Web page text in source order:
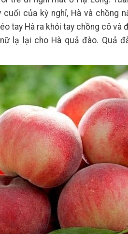
cuối của kỳ nghỉ, Hà và chồng
tay Hà ra khỏi tay chồng cô và
lạ lại cho Hà quả đào. Quả